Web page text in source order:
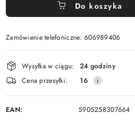
Do koszyka
Zamówienie telefoniczne: 606989406
Wyślij
Dostępność
i
dostawa
Wysyłka w ciągu:
24 godziny
Cena przesyłki:
16
EAN: 5905258307664